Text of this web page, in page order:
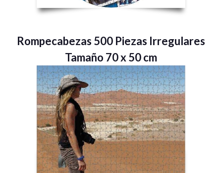
Rompecabezas 500 Piezas Irregulares
Tamaño 70 x 50 cm